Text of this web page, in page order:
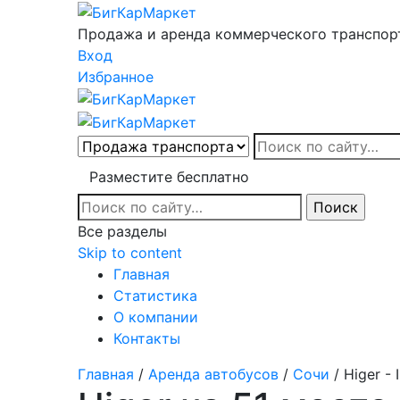
Продажа и аренда коммерческого
Вход
Избранное
Разместите бесплатно
Все разделы
Skip to content
Главная
Статистика
О компании
Контакты
Главная / Аренда автобусов / Сочи / Higer -